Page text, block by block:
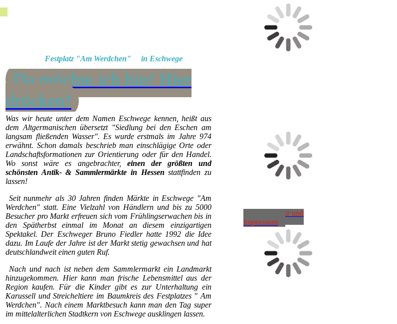
Festplatz "Am Werdchen" in Eschwege
Da möchte ich hin! Hier
drücken!
Was wir heute unter dem Namen Eschwege kennen, heißt aus
dem Altgermanischen übersetzt "Siedlung bei den Eschen am
langsam fließenden Wasser". Es wurde erstmals im Jahre 974
erwähnt. Schon damals beschrieb man einschlägige Orte oder
Landschaftsformationen zur Orientierung oder für den Handel.
Wo sonst wäre es angebrachter, einen der größten und
schönsten Antik- & Sammlermärkte in Hessen stattfinden zu
lassen!
Seit nunmehr als 30 Jahren finden Märkte in Eschwege "Am
Werdchen" statt. Eine Vielzahl von Händlern und bis zu 5000
Besucher pro Markt erfreuen sich vom Frühlingserwachen bis in
den Spätherbst einmal im Monat an diesem einzigartigen
Spektakel. Der Eschweger Bruno Fiedler hatte 1992 die Idee
dazu. Im Laufe der Jahre ist der Markt stetig gewachsen und hat
deutschlandweit einen guten Ruf.
Nach und nach ist neben dem Sammlermarkt ein Landmarkt
hinzugekommen. Hier kann man frische Lebensmittel aus der
Region kaufen. Für die Kinder gibt es zur Unterhaltung ein
Karussell und Streicheltiere im Baumkreis des Festplatzes " Am
Werdchen". Nach einem Marktbesuch kann man den Tag super
im mittelalterlichen Stadtkern von Eschwege ausklingen lassen.
Datenschutz und
Impressum